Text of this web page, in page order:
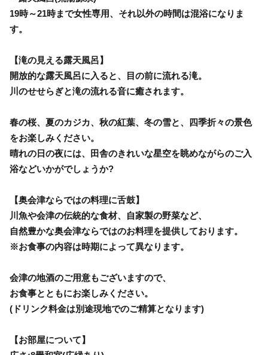
19時～21時まで女性専用、それ以外の時間は混浴になりま
す。
【滝の見える露天風呂】
開放的な露天風呂に入ると、目の前に流れる滝。
川のせせらぎと滝の流れる音に癒されます。
春の桜、夏のカジカ、秋の紅葉、冬の雪と、四季折々の景色
をお楽しみください。
晴れの日の夜には、田舎のきれいな星空を眺めながらのご入
浴などいかがでしょうか?
【奥会津ならではの料理に舌鼓】
川魚や会津の伝統的な食材、自家製の野菜など、
自然豊かな奥会津ならではのお料理を提供しております。
※お食事の内容は時期によって異なります。
会津の地酒のご用意もございますので、
お食事とともにお楽しみください。
(ドリンク料金は別途現地でのご精算となります)
【お部屋について】